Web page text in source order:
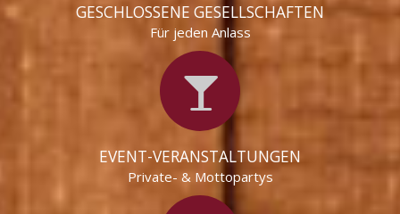
GESCHLOSSENE GESELLSCHAFTEN
Für jeden Anlass
EVENT-VERANSTALTUNGEN
Private- & Mottopartys